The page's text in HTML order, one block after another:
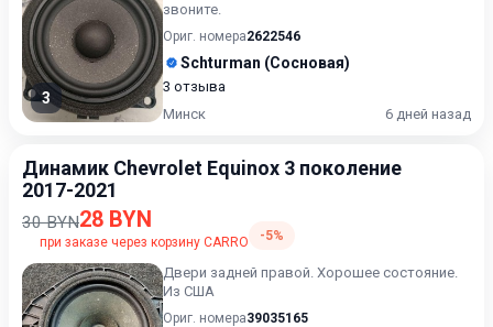
3
звоните.
Ориг. номера2622546
Schturman (Сосновая)
3 отзыва
Минск
6 дней назад
Динамик Chevrolet Equinox 3 поколение
2017-2021
30 BYN28 BYN
при заказе через корзину CARRO -5%
Двери задней правой. Хорошее состояние.
Из США
Ориг. номера39035165